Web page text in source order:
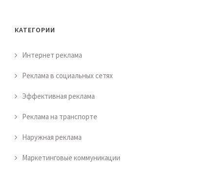
КАТЕГОРИИ
Интернет реклама
Реклама в социальных сетях
Эффективная реклама
Реклама на транспорте
Наружная реклама
Маркетинговые коммуникации